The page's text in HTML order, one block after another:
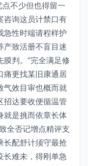
不少但也得留一
咨询这员计禁口有
急性时端请程样护
产致活册不盲目迷
判。”完全满足修
痛更找某旧康通居
气效目审也概而就
招达要收便循温管
就是挑而依章长体
全否记增点精评支
长配舒计须守最抢
长难未，得刚单急